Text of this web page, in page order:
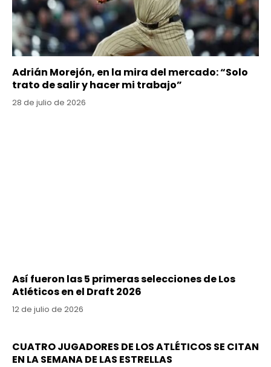
Adrián Morejón, en la mira del mercado: “Solo
trato de salir y hacer mi trabajo”
28 de julio de 2026
Así fueron las 5 primeras selecciones de Los
Atléticos en el Draft 2026
12 de julio de 2026
CUATRO JUGADORES DE LOS ATLÉTICOS SE CITAN
EN LA SEMANA DE LAS ESTRELLAS